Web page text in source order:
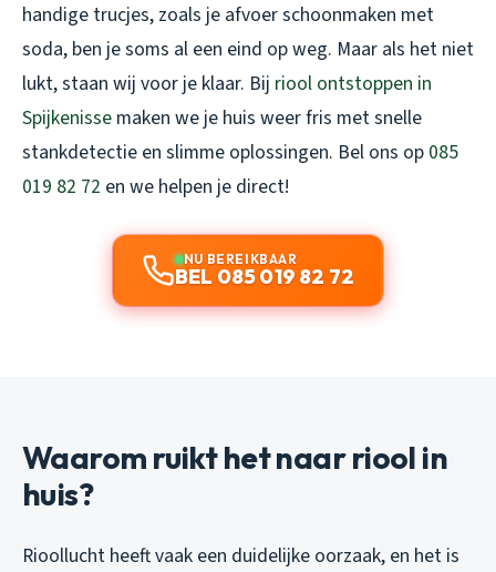
handige trucjes, zoals je afvoer schoonmaken met
soda, ben je soms al een eind op weg. Maar als het niet
lukt, staan wij voor je klaar. Bij riool ontstoppen in
Spijkenisse maken we je huis weer fris met snelle
stankdetectie en slimme oplossingen. Bel ons op 085
019 82 72 en we helpen je direct!
NU BEREIKBAAR
BEL 085 019 82 72
Waarom ruikt het naar riool in
huis?
Rioollucht heeft vaak een duidelijke oorzaak, en het is